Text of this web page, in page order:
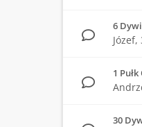
6
Józef,
1
30